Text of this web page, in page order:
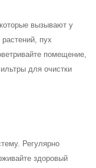
вызывают у
пух
помещение,
для очистки
Регулярно
здоровый